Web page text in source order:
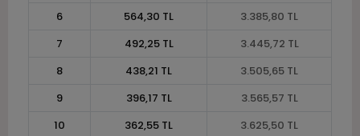
6
564,30 TL
3.385,80 TL
7
492,25 TL
3.445,72 TL
8
438,21 TL
3.505,65 TL
9
396,17 TL
3.565,57 TL
10
362,55 TL
3.625,50 TL